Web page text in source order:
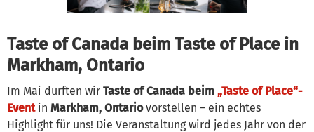
Taste of Canada beim Taste of Place in
Markham, Ontario
Im Mai durften wir Taste of Canada beim „Taste of Place“-
Eventin Markham, Ontariovorstellen – ein echtes
Highlight für uns! Die Veranstaltung wird jedes Jahr von der